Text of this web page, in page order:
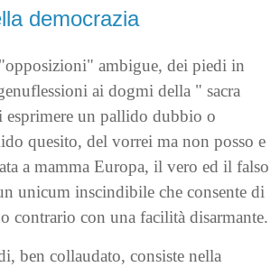
democrazia
ambigue, dei piedi in
ai dogmi della " sacra
esprimere un pallido dubbio o
quesito, del vorrei ma non posso e
a mamma Europa, il vero ed il falso
unicum inscindibile che consente di
contrario con una facilità disarmante.
ben collaudato, consiste nella